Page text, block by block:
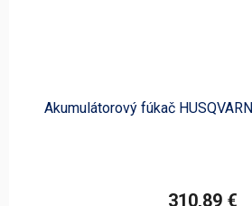
Akumulátorový fúkač
310,89 €